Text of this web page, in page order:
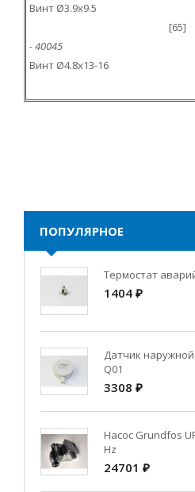
Винт Ø3.9x9.5
[65]
- 40045
Винт Ø4.8x13-16
ПОПУЛЯРНОЕ
Термостат
1404 ₽
Датчик
Q01
3308 ₽
Насос Grundfos
Hz
24701 ₽